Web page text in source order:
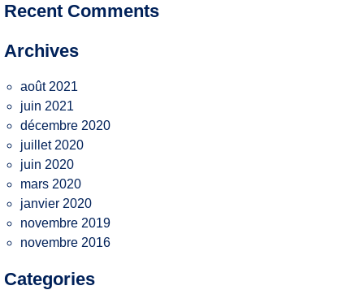
Recent Comments
Archives
août 2021
juin 2021
décembre 2020
juillet 2020
juin 2020
mars 2020
janvier 2020
novembre 2019
novembre 2016
Categories